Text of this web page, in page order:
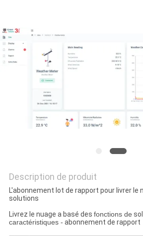
PLAN
DU
PRIVACY
POLICY
Description de produit
L'abonnement Iot de rapport pour livrer le
solutions
Livrez le nuage a basé des fonctions de
caractéristiques - abonnement de rapport